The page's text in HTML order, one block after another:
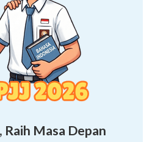
Raih Masa Depan